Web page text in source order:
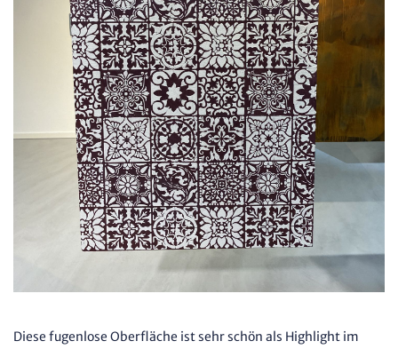
Diese fugenlose Oberfläche ist sehr schön als Highlight im